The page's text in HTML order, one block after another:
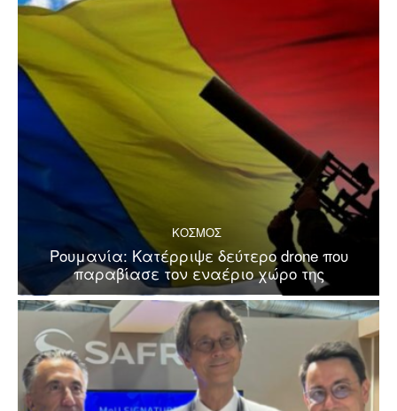
ΚΟΣΜΟΣ
Ρουμανία: Κατέρριψε δεύτερο drone που
παραβίασε τον εναέριο χώρο της